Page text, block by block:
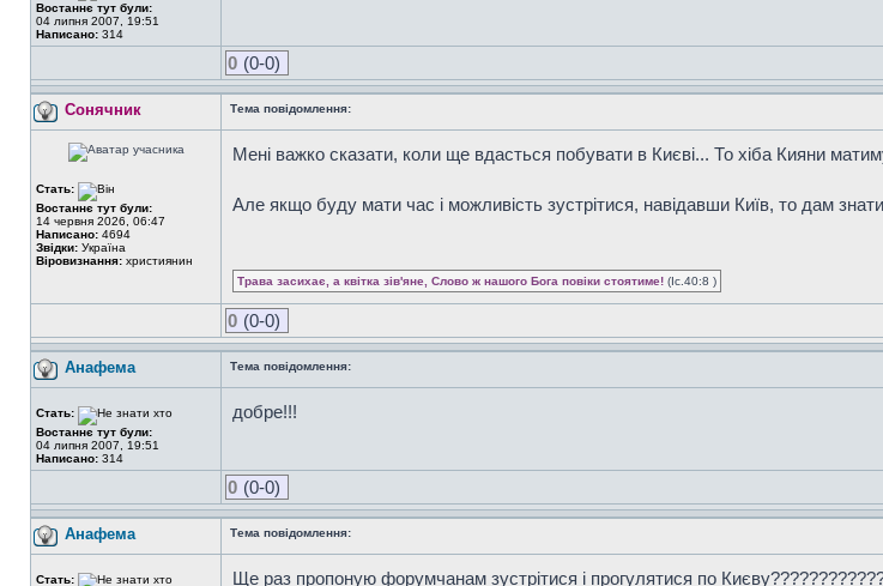
Востаннє тут були:
04 липня 2007, 19:51
Написано: 314
0 (0-0)
Сонячник Тема повідомлення:
Стать:
Востаннє тут були:
14 червня 2026, 06:47
Написано: 4694
Звідки: Україна
Віровизнання: християнин
Мені важко сказати, коли ще вдасться побувати в Києві... То хіба Кияни
Але якщо буду мати час і можливість зустрітися, навідавши Київ, то дам
Трава засихає, а квітка зів'яне, Слово ж нашого Бога повіки стоятиме! (Іс.40:8 )
0 (0-0)
Анафема Тема повідомлення:
Стать:
Востаннє тут були:
04 липня 2007, 19:51
Написано: 314
добре!!!
0 (0-0)
Анафема Тема повідомлення:
Стать:
Ще раз пропоную форумчанам зустрітися і прогулятися по